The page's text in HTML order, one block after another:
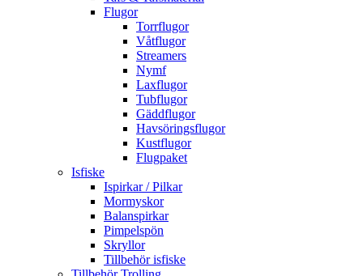
Flugor
Torrflugor
Våtflugor
Streamers
Nymf
Laxflugor
Tubflugor
Gäddflugor
Havsöringsflugor
Kustflugor
Flugpaket
Isfiske
Ispirkar / Pilkar
Mormyskor
Balanspirkar
Pimpelspön
Skryllor
Tillbehör isfiske